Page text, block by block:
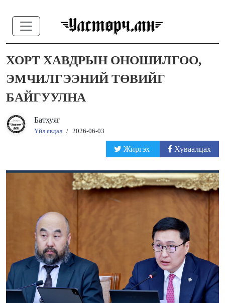
ХОРТ ХАВДРЫН ОНОШИЛГОО,
ЭМЧИЛГЭЭНИЙ ТӨВИЙГ
БАЙГУУЛНА
Батхуяг
Үйл явдал / 2026-06-03
Жиргэх Хуваалцах